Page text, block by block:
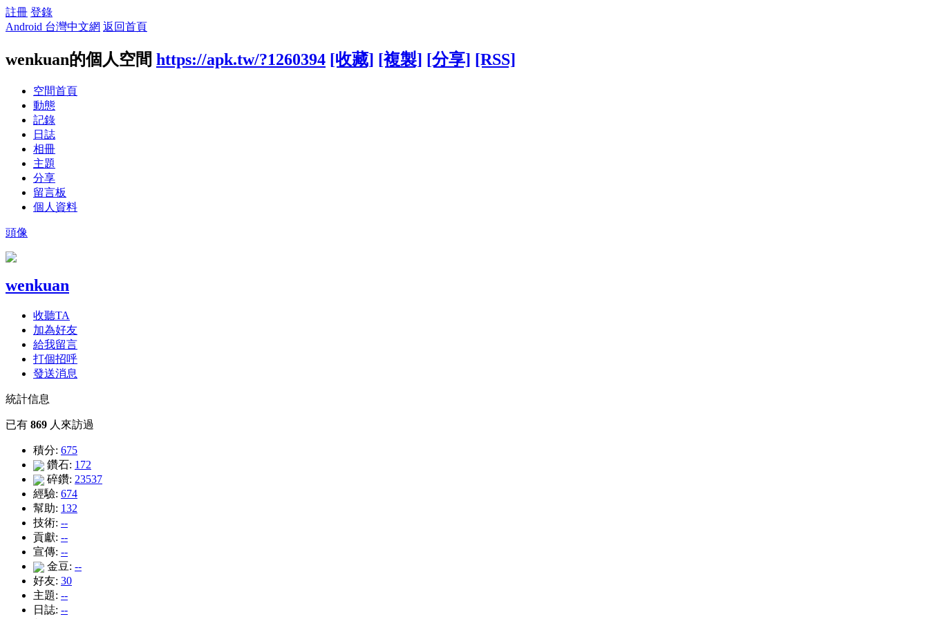
註冊 登錄
Android 台灣中文網 返回首頁
wenkuan的個人空間 https://apk.tw/?1260394 [收藏] [複製] [分享] [RSS]
空間首頁
動態
記錄
日誌
相冊
主題
分享
留言板
個人資料
頭像
wenkuan
收聽TA
加為好友
給我留言
打個招呼
發送消息
統計信息
已有 869 人來訪過
積分: 675
鑽石: 172
碎鑽: 23537
經驗: 674
幫助: 132
技術: --
貢獻: --
宣傳: --
金豆: --
好友: 30
主題: --
日誌: --